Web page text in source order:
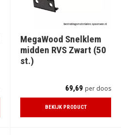
MegaWood Snelklem
midden RVS Zwart (50
st.)
69,69 per doos
BEKIJK PRODUCT